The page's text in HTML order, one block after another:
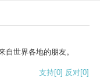
自世界各地的朋友。
支持[0] 反对[0]